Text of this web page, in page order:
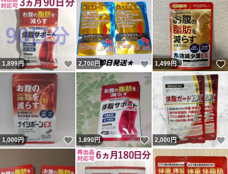
1,899円 いいね！
2,700円 いいね！
1,499円
1,000円 いいね！
1,890円 いいね！
2,000円